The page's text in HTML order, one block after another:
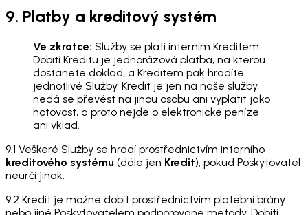
9. Platby a kreditový systém
Ve zkratce: Služby se platí interním Kreditem.
Dobití Kreditu je jednorázová platba, na kterou
dostanete doklad, a Kreditem pak hradíte
jednotlivé Služby. Kredit je jen na naše služby,
nedá se převést na jinou osobu ani vyplatit jako
hotovost, a proto nejde o elektronické peníze
ani vklad.
9.1 Veškeré Služby se hradí prostřednictvím interního
kreditového systému (dále jen Kredit), pokud Poskytovatel
neurčí jinak.
9.2 Kredit je možné dobít prostřednictvím platební brány